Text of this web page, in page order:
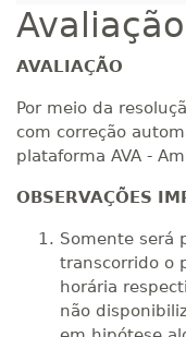
AVALIAÇÃO
Por meio da
com correção
plataforma AVA -
OBSERVAÇÕES
Somente será
transcorrido o
horária
não